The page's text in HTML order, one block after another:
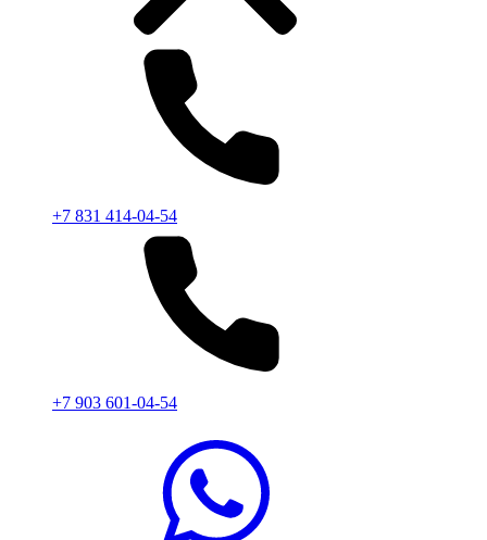
+7 831 414-04-54
+7 903 601-04-54